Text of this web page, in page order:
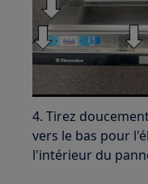
4. Tirez
vers le bas pour
l'intérieur du